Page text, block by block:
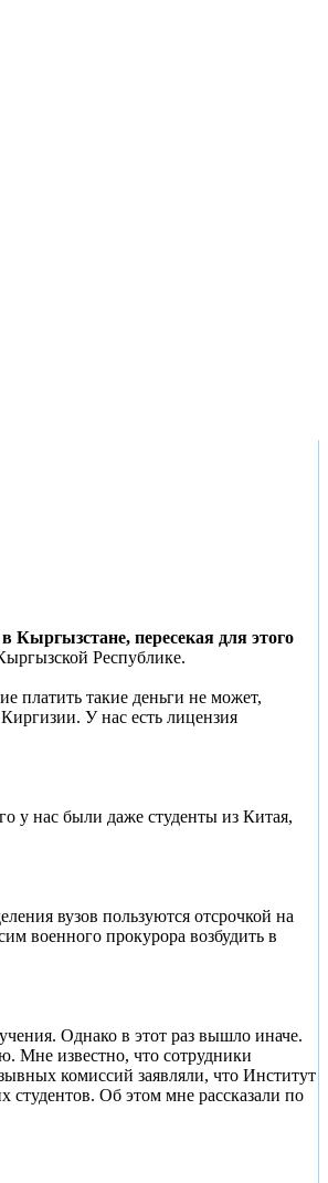
Кыргызстане, пересекая для этого
Республике.
платить такие деньги не может,
У нас есть лицензия
у нас были даже студенты из Китая,
вузов пользуются отсрочкой на
военного прокурора возбудить в
Однако в этот раз вышло иначе.
Мне известно, что сотрудники
комиссий заявляли, что Институт
Об этом мне рассказали по